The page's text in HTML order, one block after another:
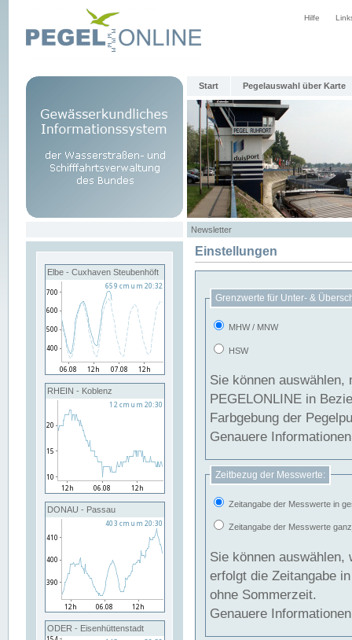
Hilfe
Start Pegelauswahl über Karte
Newsletter
Elbe - Cuxhaven Steubenhöft
RHEIN - Koblenz
DONAU - Passau
ODER - Eisenhüttenstadt
Einstellungen
Grenzwerte für Unter- &
MHW / MNW
HSW
Sie können
PEGELONLINE in Beziehung
Farbgebung der
Genauere
Zeitbezug der Messwerte:
Zeitangabe der Messwerte in
Zeitangabe der Messwerte
Sie können auswählen,
erfolgt die Zeitangabe
ohne Sommerzeit.
Genauere